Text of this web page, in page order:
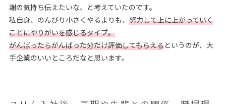
謝の気持ち伝えたいな、と考えていたのです。
私⾃⾝、のんびり⼩さくやるよりも、 努⼒して上に上がっていく
ことにやりがいを感じるタイプ。
がんばったらがんばった分だけ評価してもらえるというのが、⼤
⼿企業のいいところだなと思います。